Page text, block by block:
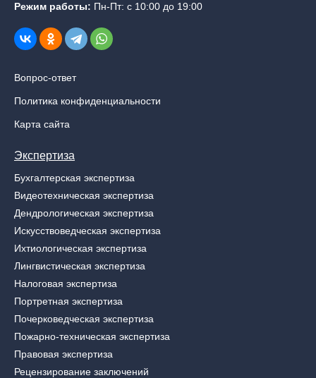
Режим работы: Пн-Пт: с 10:00 до 19:00
Вопрос-ответ
Политика конфиденциальности
Карта сайта
Экспертиза
Бухгалтерская экспертиза
Видеотехническая экспертиза
Дендрологическая экспертиза
Искусствоведческая экспертиза
Ихтиологическая экспертиза
Лингвистическая экспертиза
Налоговая экспертиза
Портретная экспертиза
Почерковедческая экспертиза
Пожарно-техническая экспертиза
Правовая экспертиза
Рецензирование заключений